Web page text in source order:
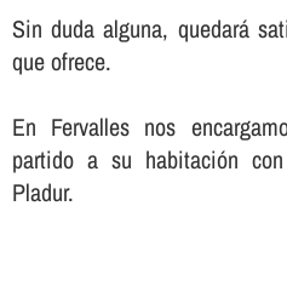
Sin duda alguna, quedará
que ofrece.
En Fervalles nos
partido a su habitación
Pladur.